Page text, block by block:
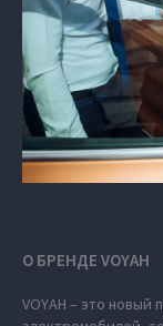
О БРЕНДЕ VOYAH
VOYAH – это